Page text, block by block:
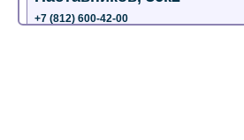
+7 (812) 600-42-00